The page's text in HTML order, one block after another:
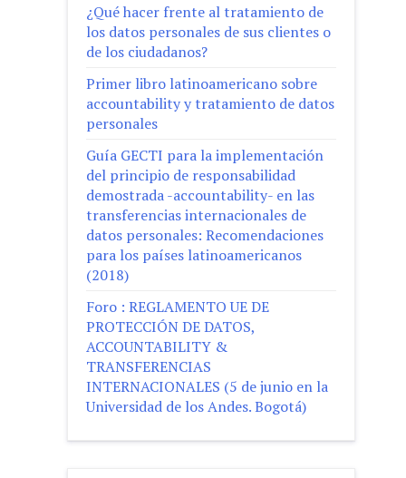
¿Qué hacer frente al tratamiento de
los datos personales de sus clientes o
de los ciudadanos?
Primer libro latinoamericano sobre
accountability y tratamiento de datos
personales
Guía GECTI para la implementación
del principio de responsabilidad
demostrada -accountability- en las
transferencias internacionales de
datos personales: Recomendaciones
para los países latinoamericanos
(2018)
Foro : REGLAMENTO UE DE
PROTECCIÓN DE DATOS,
ACCOUNTABILITY &
TRANSFERENCIAS
INTERNACIONALES (5 de junio en la
Universidad de los Andes. Bogotá)